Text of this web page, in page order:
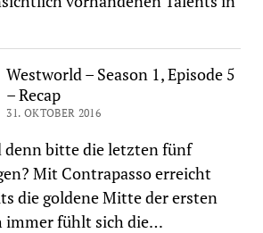
Westworld – Season 1, Episode 5
– Recap
31. OKTOBER 2016
denn bitte die letzten fünf
Mit Contrapasso erreicht
die goldene Mitte der ersten
immer fühlt sich die…